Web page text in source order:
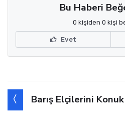
Bu Haberi
0 kişiden 0 kişi
Evet
Barış Elçilerini